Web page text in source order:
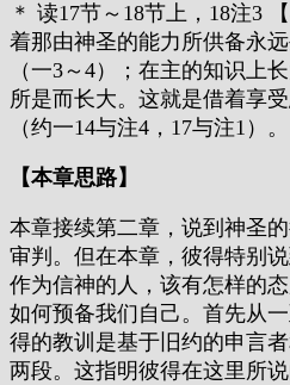
＊ 读17节～18节上，18注3
着那由神圣的能力所供备永
（一3～4）；在主的知识上
所是而长大。这就是借着享
（约一14与注4，17与注1）。
【本章思路】
本章接续第二章，说到神圣
审判。但在本章，彼得特别
作为信神的人，该有怎样的
如何预备我们自己。首先从
得的教训是基于旧约的申言
两段。这指明彼得在这里所